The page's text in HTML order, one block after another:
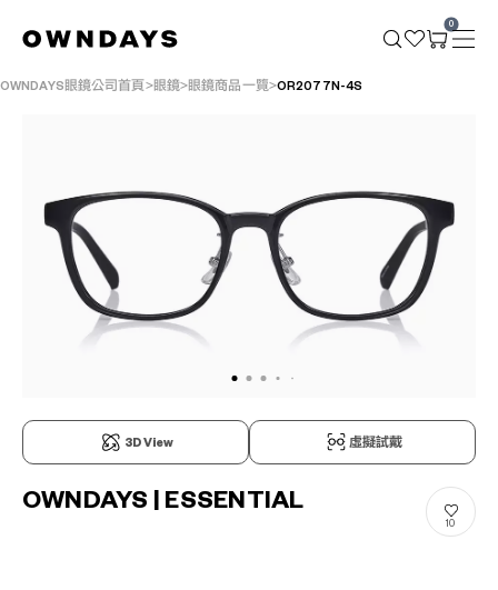
0
OWNDAYS眼鏡公司首頁 眼鏡 眼鏡商品一覽 OR2077N-4S
3D View 虛擬試戴
OWNDAYS | ESSENTIAL
10